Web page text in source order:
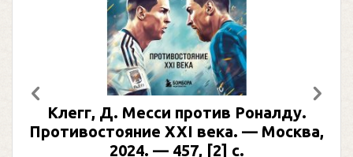
Клегг, Д. Месси против Роналду.
Противостояние XXI века. — Москва,
2024. — 457, [2] с.
Предыдущий